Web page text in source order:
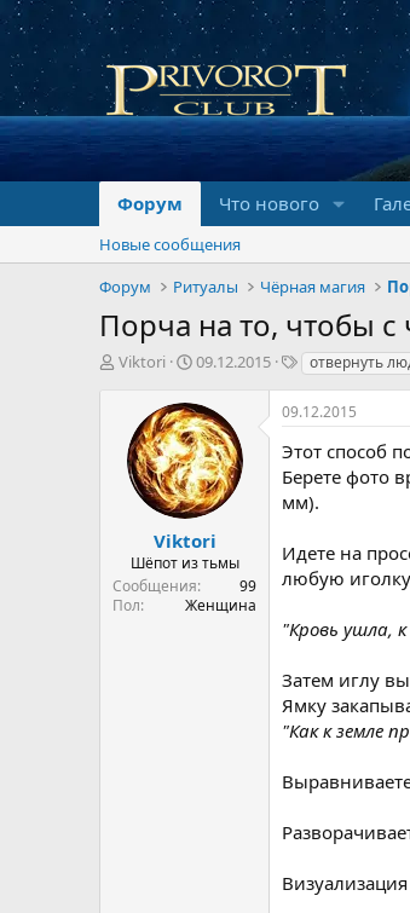
Форум Что нового
Новые сообщения
Форум
Ритуалы Чёрная магия
Порча на то, чтобы
А
Viktori
Д
т
а
н
а
ч
а
л
а
09.12.2015
Т
г
и
отвернуть
Viktori
Шёпот из тьмы
Сообщения
99
Пол
Женщина
09.12.2015
Этот способ
Берете фото
мм).
Идете на
любую
"Кровь ушла,
Затем иглу
Ямку
"Как к земле